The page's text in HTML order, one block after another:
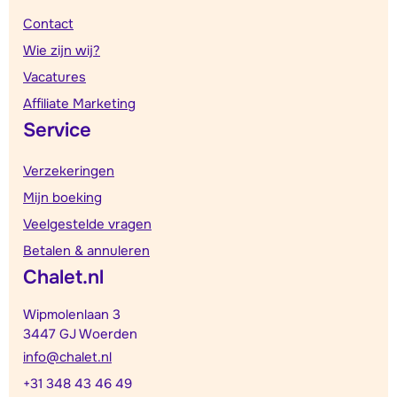
Contact
Wie zijn wij?
Vacatures
Affiliate Marketing
Service
Verzekeringen
Mijn boeking
Veelgestelde vragen
Betalen & annuleren
Chalet.nl
Wipmolenlaan 3
3447 GJ Woerden
info@chalet.nl
+31 348 43 46 49